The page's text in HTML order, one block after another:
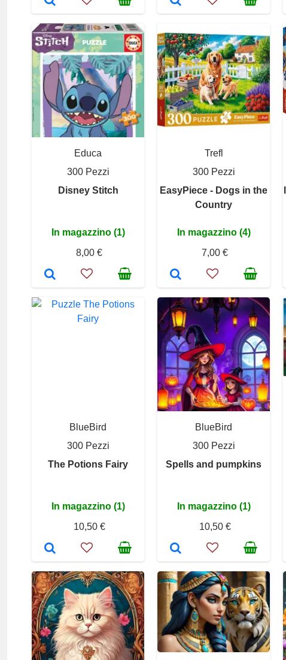
Educa
300 Pezzi
Disney Stitch
In magazzino (1)
8,00 €
Trefl
300 Pezzi
EasyPiece - Dogs in the
Country
In magazzino (4)
7,00 €
BlueBird
300 Pezzi
The Potions Fairy
In magazzino (1)
10,50 €
BlueBird
300 Pezzi
Spells and pumpkins
In magazzino (1)
10,50 €